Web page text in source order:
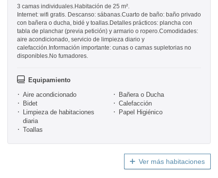
3 camas individuales.Habitación de 25 m².
Internet: wifi gratis. Descanso: sábanas.Cuarto de baño: baño privado
con bañera o ducha, bidé y toallas.Detalles prácticos: plancha con
tabla de planchar (previa petición) y armario o ropero.Comodidades:
aire acondicionado, servicio de limpieza diario y
calefacción.Información importante: cunas o camas supletorias no
disponibles.No fumadores.
Equipamiento
Aire acondicionado
Bañera o Ducha
Bidet
Calefacción
Limpieza de habitaciones
diaria
Papel Higiénico
Toallas
Ver más habitaciones